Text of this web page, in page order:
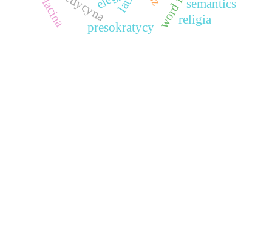
semantics
presokratycy
łacina religia